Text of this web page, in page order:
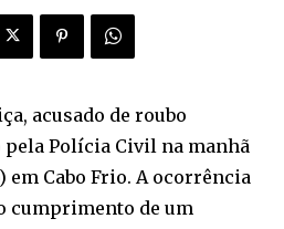
acusado de roubo
Polícia Civil na manhã
em Cabo Frio. A ocorrência
cumprimento de um